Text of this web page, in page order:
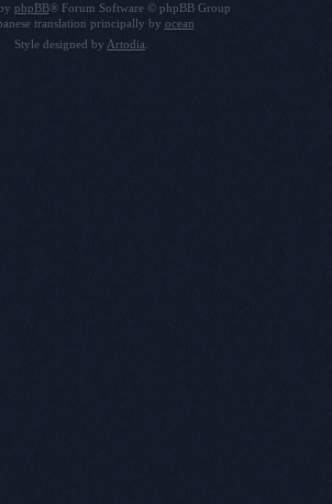
phpBB® Forum Software © phpBB Group
translation principally by ocean
Style designed by Artodia